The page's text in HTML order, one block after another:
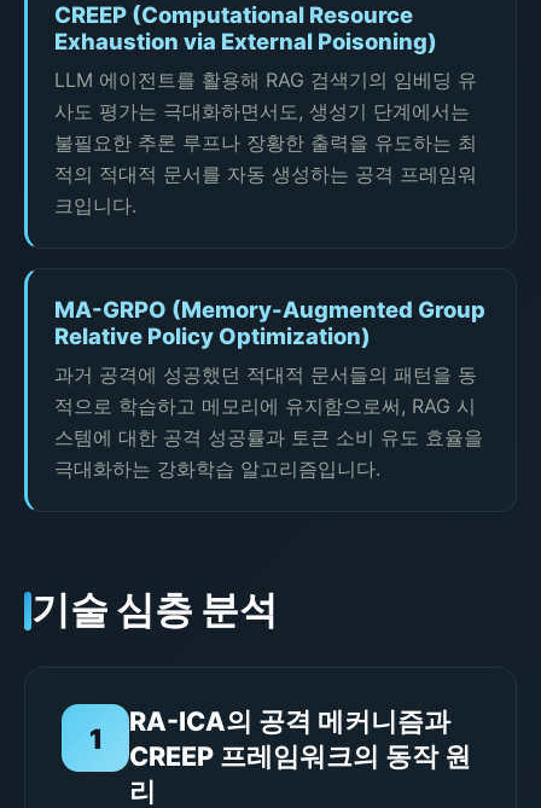
CREEP (Computational Resource
Exhaustion via External Poisoning)
LLM 에이전트를 활용해 RAG 검색기의 임베딩 유
사도 평가는 극대화하면서도, 생성기 단계에서는
불필요한 추론 루프나 장황한 출력을 유도하는 최
적의 적대적 문서를 자동 생성하는 공격 프레임워
크입니다.
MA-GRPO (Memory-Augmented Group
Relative Policy Optimization)
과거 공격에 성공했던 적대적 문서들의 패턴을 동
적으로 학습하고 메모리에 유지함으로써, RAG 시
스템에 대한 공격 성공률과 토큰 소비 유도 효율을
극대화하는 강화학습 알고리즘입니다.
기술 심층 분석
1
RA-ICA의 공격 메커니즘과
CREEP 프레임워크의 동작 원
리